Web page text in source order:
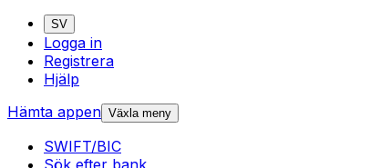
SV
Logga in
Registrera
Hjälp
Hämta appen Växla meny
SWIFT/BIC
Sök efter bank